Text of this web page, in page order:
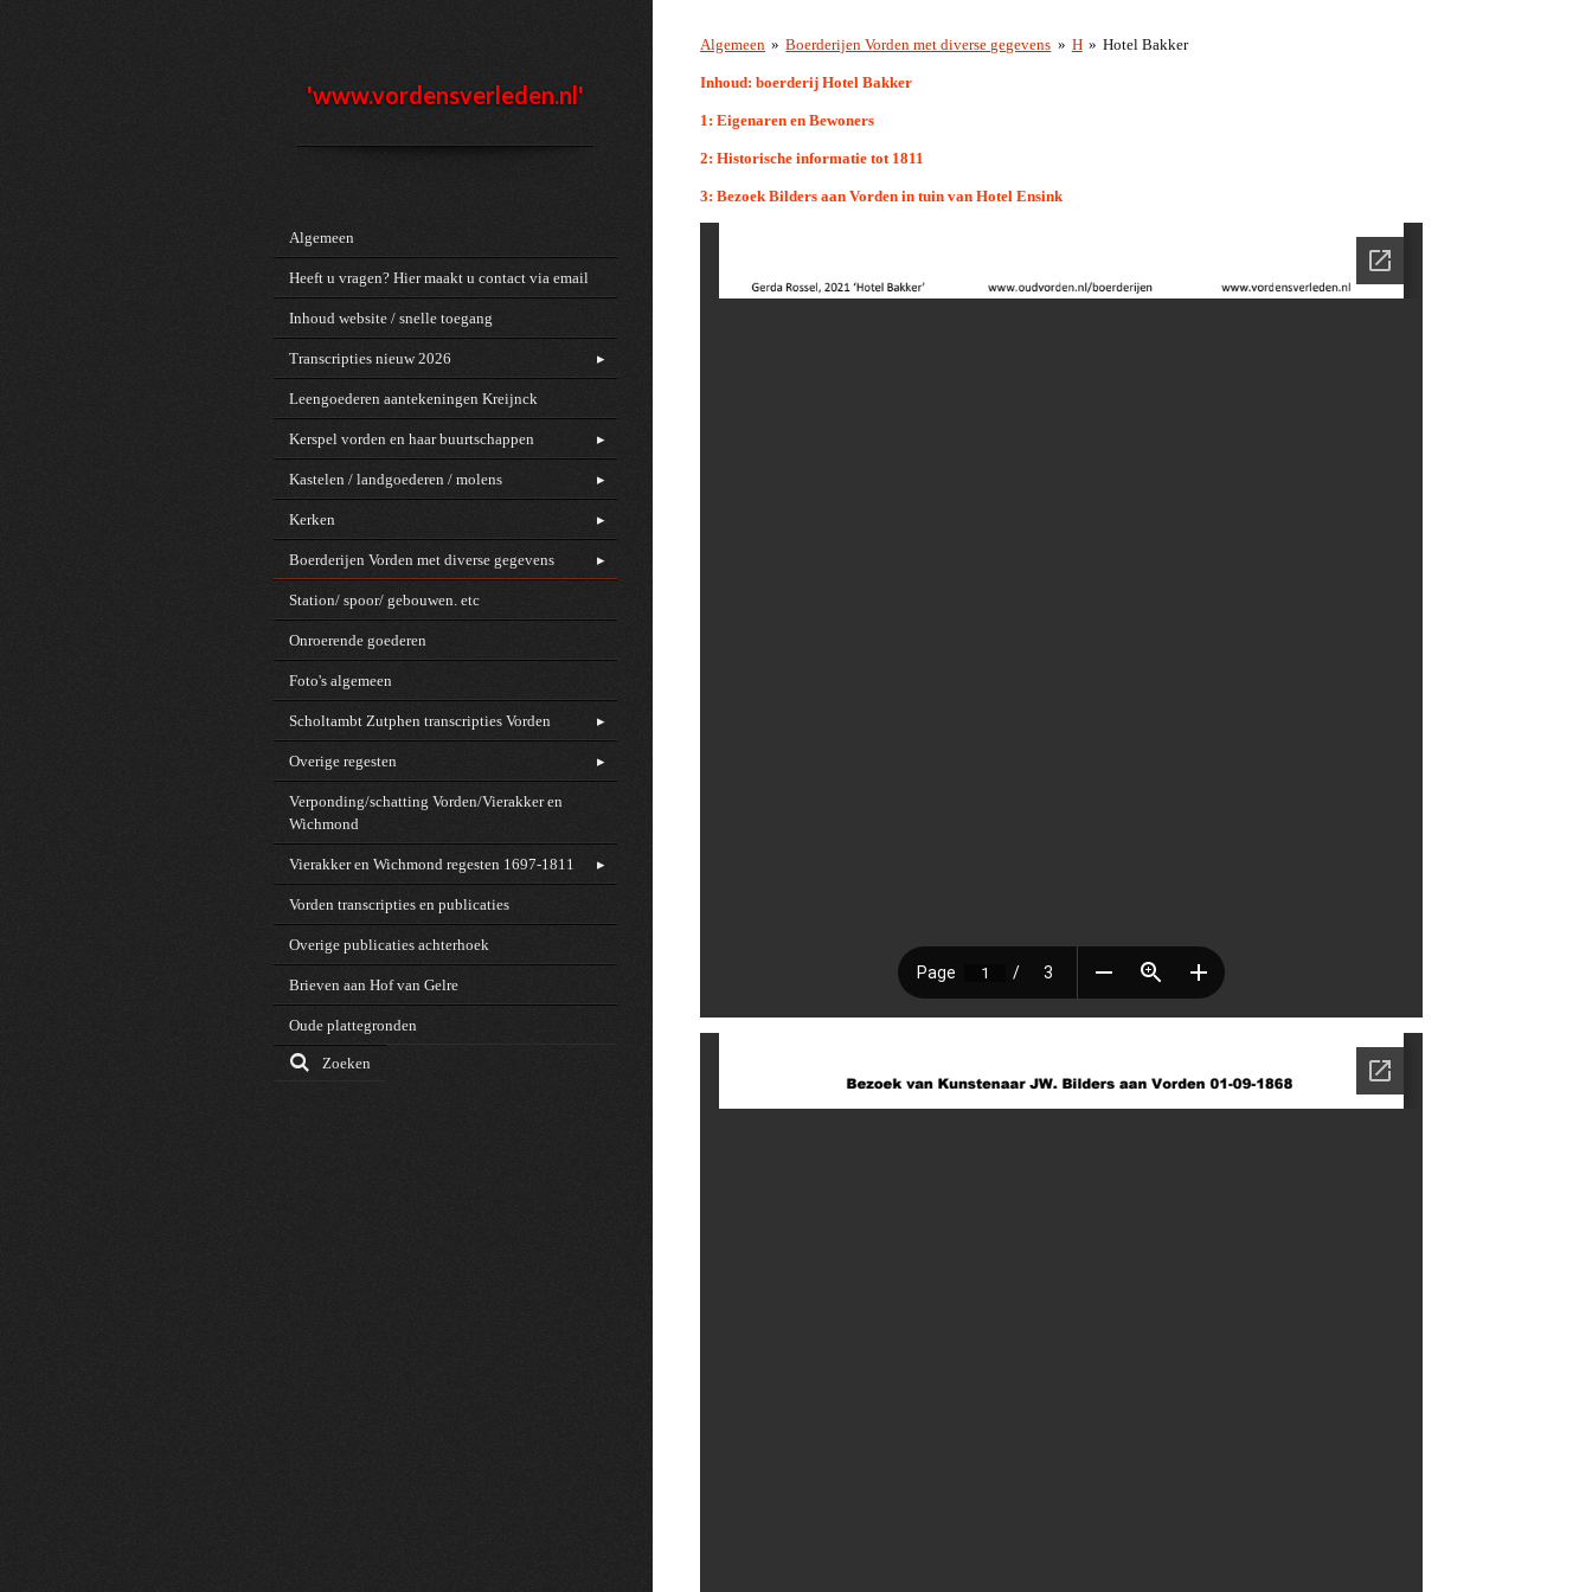
Algemeen » Boerderijen Vorden met diverse gegevens » H » Hotel Bakker
Inhoud: boerderij Hotel Bakker
1: Eigenaren en Bewoners
2: Historische informatie tot 1811
3: Bezoek Bilders aan Vorden in tuin van Hotel Ensink
'www.vordensverleden.nl'
Algemeen
Heeft u vragen? Hier maakt u contact via email
Inhoud website / snelle toegang
Transcripties nieuw 2026
Leengoederen aantekeningen Kreijnck
Kerspel vorden en haar buurtschappen
Kastelen / landgoederen / molens
Kerken
Boerderijen Vorden met diverse gegevens
Station/ spoor/ gebouwen. etc
Onroerende goederen
Foto's algemeen
Scholtambt Zutphen transcripties Vorden
Overige regesten
Verponding/schatting Vorden/Vierakker en
Wichmond
Vierakker en Wichmond regesten 1697-1811
Vorden transcripties en publicaties
Overige publicaties achterhoek
Brieven aan Hof van Gelre
Oude plattegronden
Zoeken